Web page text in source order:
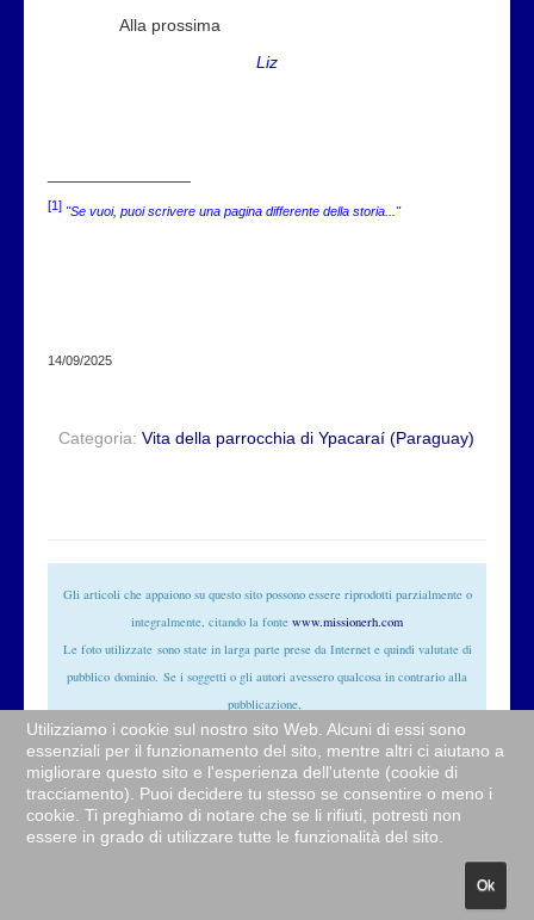
Alla prossima
Liz
[1] "Se vuoi, puoi scrivere una pagina differente della storia..."
14/09/2025
Categoria: Vita della parrocchia di Ypacaraí (Paraguay)
Gli articoli che appaiono su questo sito possono essere riprodotti parzialmente o
integralmente, citando la fonte www.missionerh.com
Le foto utilizzate sono state in larga parte prese da Internet e quindi valutate di
pubblico dominio. Se i soggetti o gli autori avessero qualcosa in contrario alla
pubblicazione,
non avranno che da segnalarlo alla redazione (info@missionerh.it ) che provvederà
prontamente alla rimozione delle immagini utilizzate.
© Sito web della ComunitàRedemptor hominis
© 2026 www.missionerh.com
Utilizziamo i cookie sul nostro sito Web. Alcuni di essi sono
essenziali per il funzionamento del sito, mentre altri ci aiutano a
migliorare questo sito e l'esperienza dell'utente (cookie di
tracciamento). Puoi decidere tu stesso se consentire o meno i
cookie. Ti preghiamo di notare che se li rifiuti, potresti non
essere in grado di utilizzare tutte le funzionalità del sito.
Ok